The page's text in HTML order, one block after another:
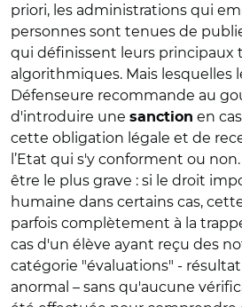
priori, les administrations qui
personnes sont tenues de
qui définissent leurs principaux
algorithmiques. Mais lesquelles
Défenseure recommande au
d'introduire une sanction en
cette obligation légale et de
l’Etat qui s'y conforment ou
être le plus grave : si le droit
humaine dans certains cas,
parfois complètement à la
cas d'un élève ayant reçu des
catégorie "évaluations" -
anormal – sans qu'aucune